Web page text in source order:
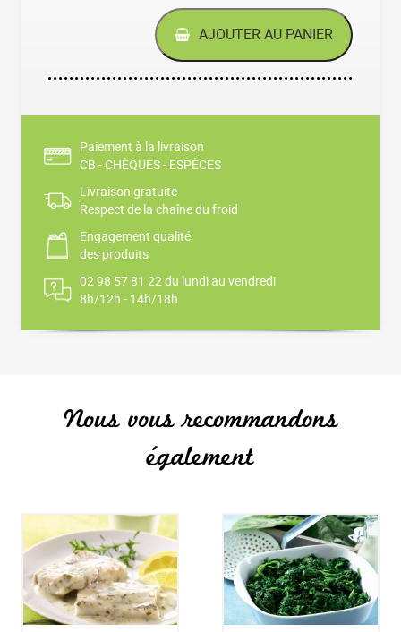
AJOUTER AU PANIER
Paiement à la livraison
CB - CHÈQUES - ESPÈCES
Livraison gratuite
Respect de la chaîne du froid
Engagement qualité
des produits
02 98 57 81 22 du lundi au vendredi
8h/12h - 14h/18h
Nous vous recommandons
également